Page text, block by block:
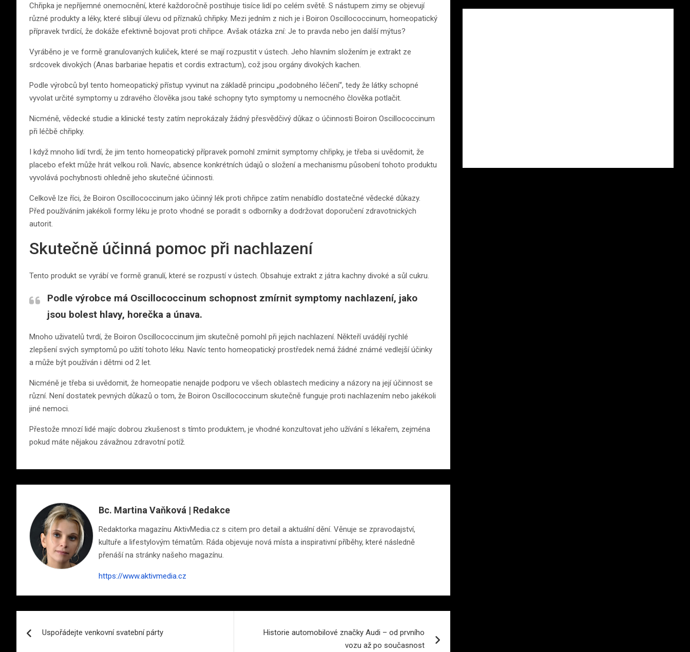
Chřipka je nepříjemné onemocnění, které každoročně postihuje tisíce lidí po celém světě. S nástupem zimy se objevují
různé produkty a léky, které slibují úlevu od příznaků chřipky. Mezi jedním z nich je i Boiron Oscillococcinum, homeopatický
přípravek tvrdící, že dokáže efektivně bojovat proti chřipce. Avšak otázka zní: Je to pravda nebo jen další mýtus?
Vyráběno je ve formě granulovaných kuliček, které se mají rozpustit v ústech. Jeho hlavním složením je extrakt ze
srdcovek divokých (Anas barbariae hepatis et cordis extractum), což jsou orgány divokých kachen.
Podle výrobců byl tento homeopatický přístup vyvinut na základě principu „podobného léčení“, tedy že látky schopné
vyvolat určité symptomy u zdravého člověka jsou také schopny tyto symptomy u nemocného člověka potlačit.
Nicméně, vědecké studie a klinické testy zatím neprokázaly žádný přesvědčivý důkaz o účinnosti Boiron Oscillococcinum
při léčbě chřipky.
I když mnoho lidí tvrdí, že jim tento homeopatický přípravek pomohl zmírnit symptomy chřipky, je třeba si uvědomit, že
placebo efekt může hrát velkou roli. Navíc, absence konkrétních údajů o složení a mechanismu působení tohoto produktu
vyvolává pochybnosti ohledně jeho skutečné účinnosti.
Celkově lze říci, že Boiron Oscillococcinum jako účinný lék proti chřipce zatím nenabídlo dostatečné vědecké důkazy.
Před používáním jakékoli formy léku je proto vhodné se poradit s odborníky a dodržovat doporučení zdravotnických
autorit.
Skutečně účinná pomoc při nachlazení
Tento produkt se vyrábí ve formě granulí, které se rozpustí v ústech. Obsahuje extrakt z játra kachny divoké a sůl cukru.
Podle výrobce má Oscillococcinum schopnost zmírnit symptomy nachlazení, jako
jsou bolest hlavy, horečka a únava.
Mnoho uživatelů tvrdí, že Boiron Oscillococcinum jim skutečně pomohl při jejich nachlazení. Někteří uvádějí rychlé
zlepšení svých symptomů po užití tohoto léku. Navíc tento homeopatický prostředek nemá žádné známé vedlejší účinky
a může být používán i dětmi od 2 let.
Nicméně je třeba si uvědomit, že homeopatie nenajde podporu ve všech oblastech mediciny a názory na její účinnost se
různí. Není dostatek pevných důkazů o tom, že Boiron Oscillococcinum skutečně funguje proti nachlazením nebo jakékoli
jiné nemoci.
Přestože mnozí lidé majíc dobrou zkušenost s tímto produktem, je vhodné konzultovat jeho užívání s lékařem, zejména
pokud máte nějakou závažnou zdravotní potíž.
Bc. Martina Vaňková | Redakce
Redaktorka magazínu AktivMedia.cz s citem pro detail a aktuální dění. Věnuje se zpravodajství,
kultuře a lifestylovým tématům. Ráda objevuje nová místa a inspirativní příběhy, které následně
přenáší na stránky našeho magazínu.
https://www.aktivmedia.cz
pro
Uspořádejte venkovní svatební párty
Historie automobilové značky Audi – od prvního
vozu až po současnost